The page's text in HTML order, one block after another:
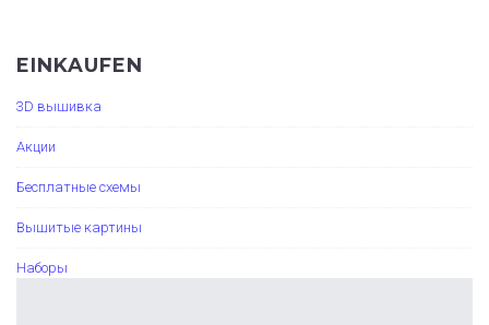
EINKAUFEN
3D вышивка
Акции
Бесплатные схемы
Вышитые картины
Наборы